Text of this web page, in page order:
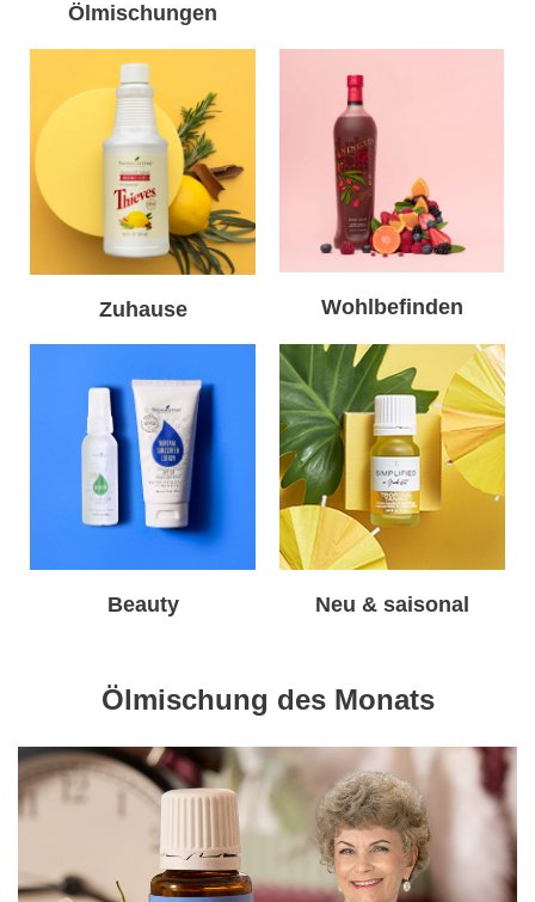
Ölmischungen
Zuhause Wohlbefinden
Beauty Neu & saisonal
Ölmischung des Monats